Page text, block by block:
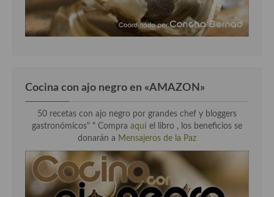
Cocina con ajo negro en «AMAZON»
50 recetas con ajo negro por grandes chef y bloggers
gastronómicos" " Compra aquí el libro , los beneficios se
donarán a Mensajeros de la Paz